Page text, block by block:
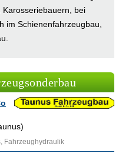
bei
im Schienenfahrzeugbau,
gelehrt.
Stuttgart, die
Universitäten
in der Regel für
für neue
Fahrzeughydraulik